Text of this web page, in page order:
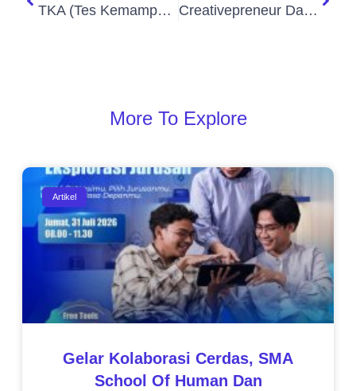
TKA (Tes Kemampuan Akademik) – Asesmen Standar Nasional untuk Mengukur Capaian Akademik Siswa Creativepreneur Day: Ajang Kreasi dan Inovasi Kuliner Siswa-siswi Kelas 11
More To Explore
Artikel
Gelar Kolaborasi Cerdas, SMA
School Of Human Dan